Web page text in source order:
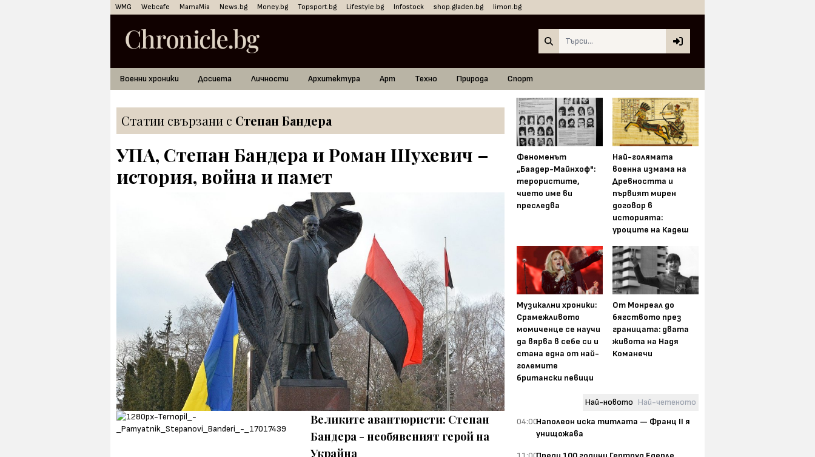
WMG Webcafe MamaMia News.bg Money.bg Topsport.bg Lifestyle.bg Infostock shop.gladen.bg limon.bg
Военни хроники Досиета Личности Архитектура Арт Техно Природа Спорт
Статии свързани с Степан Бандера
УПА, Степан Бандера и Роман Шухевич –
история, война и памет
Великите авантюристи: Степан
Бандера - необявеният герой на
Украйна
Феноменът
„Баадер-Майнхоф":
терористите,
чието име ви
преследва
Най-голямата
военна измама на
Древността и
първият мирен
договор в
историята:
уроците на Кадеш
Музикални хроники:
Срамежливото
момиченце се научи
да вярва в себе си и
стана една от най-
големите
британски певици
От Монреал до
бягството през
границата: двата
живота на Надя
Команечи
Най-новото Най-четеното
04:00Наполеон иска титлата — Франц II я
унищожава